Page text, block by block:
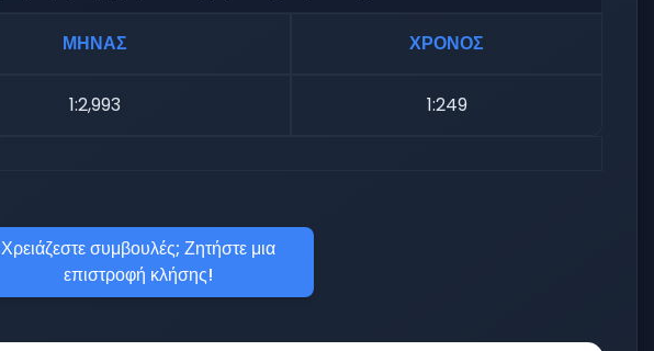
ΜΗΝΑΣ ΧΡΟΝΟΣ
1:2,993 1:249
Χρειάζεστε συμβουλές; Ζητήστε μια
επιστροφή κλήσης!